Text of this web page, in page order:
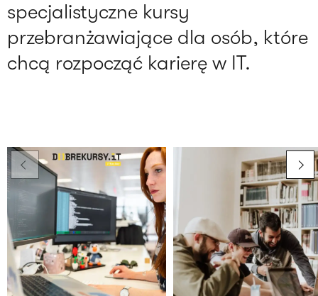
specjalistyczne kursy
przebranżawiające dla osób, które
chcą rozpocząć karierę w IT.